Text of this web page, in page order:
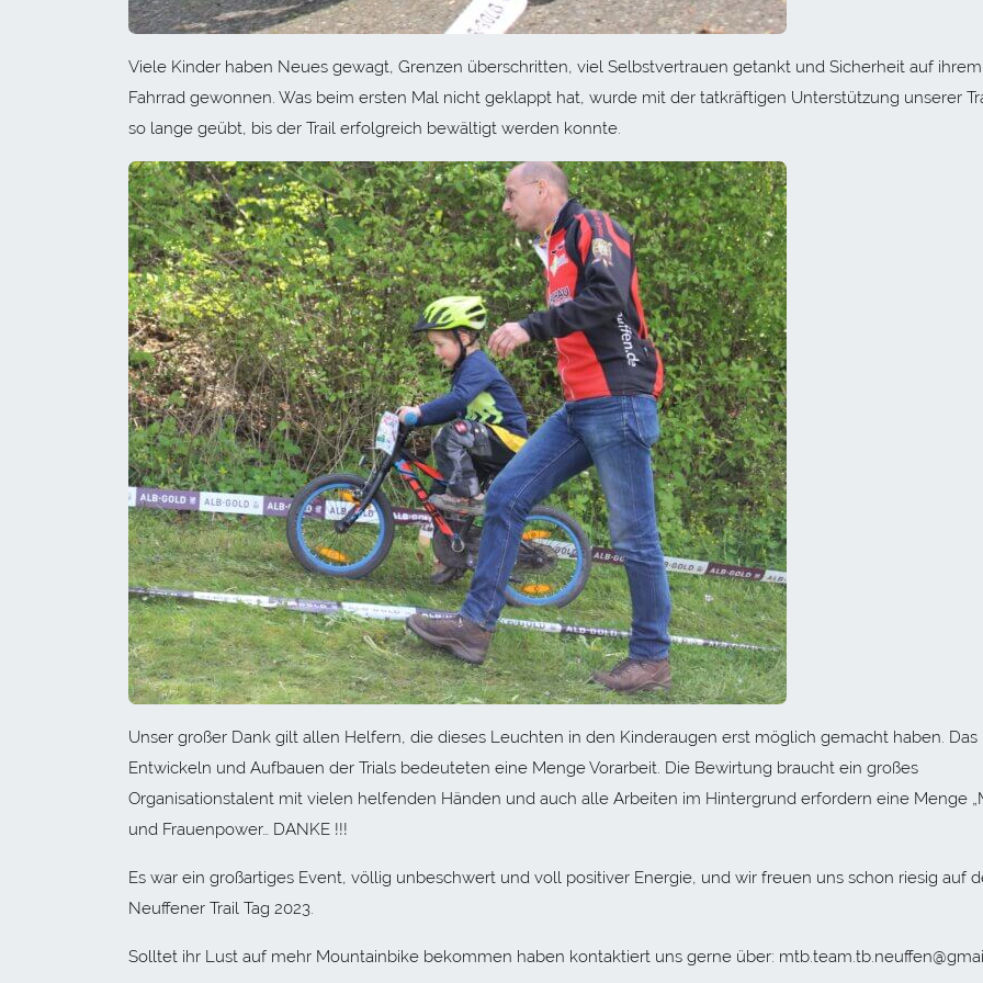
Viele Kinder haben Neues gewagt, Grenzen überschritten, viel Selbstvertrauen getankt und Sicherheit auf ihrem
Fahrrad gewonnen. Was beim ersten Mal nicht geklappt hat, wurde mit der tatkräftigen Unterstützung unserer
so lange geübt, bis der Trail erfolgreich bewältigt werden konnte.
Unser großer Dank gilt allen Helfern, die dieses Leuchten in den Kinderaugen erst möglich gemacht haben. Das
Entwickeln und Aufbauen der Trials bedeuteten eine Menge Vorarbeit. Die Bewirtung braucht ein großes
Organisationstalent mit vielen helfenden Händen und auch alle Arbeiten im Hintergrund erfordern eine Menge
und Frauenpower… DANKE !!!
Es war ein großartiges Event, völlig unbeschwert und voll positiver Energie, und wir freuen uns schon riesig auf
Neuffener Trail Tag 2023.
Solltet ihr Lust auf mehr Mountainbike bekommen haben kontaktiert uns gerne über: